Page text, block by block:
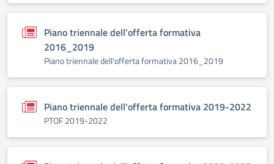
Piano triennale dell'offerta formativa
2016_2019
Piano triennale dell'offerta formativa 2016_2019
Piano triennale dell'offerta formativa 2019-2022
PTOF 2019-2022